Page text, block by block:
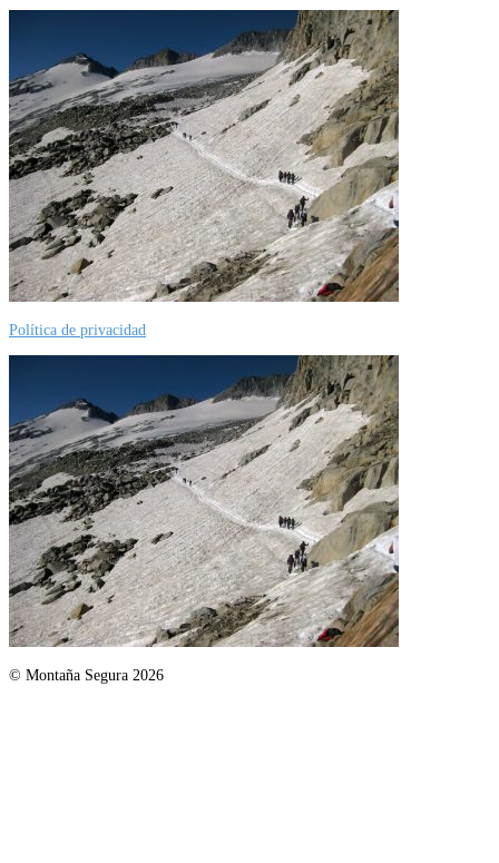
Política de privacidad
© Montaña Segura 2026